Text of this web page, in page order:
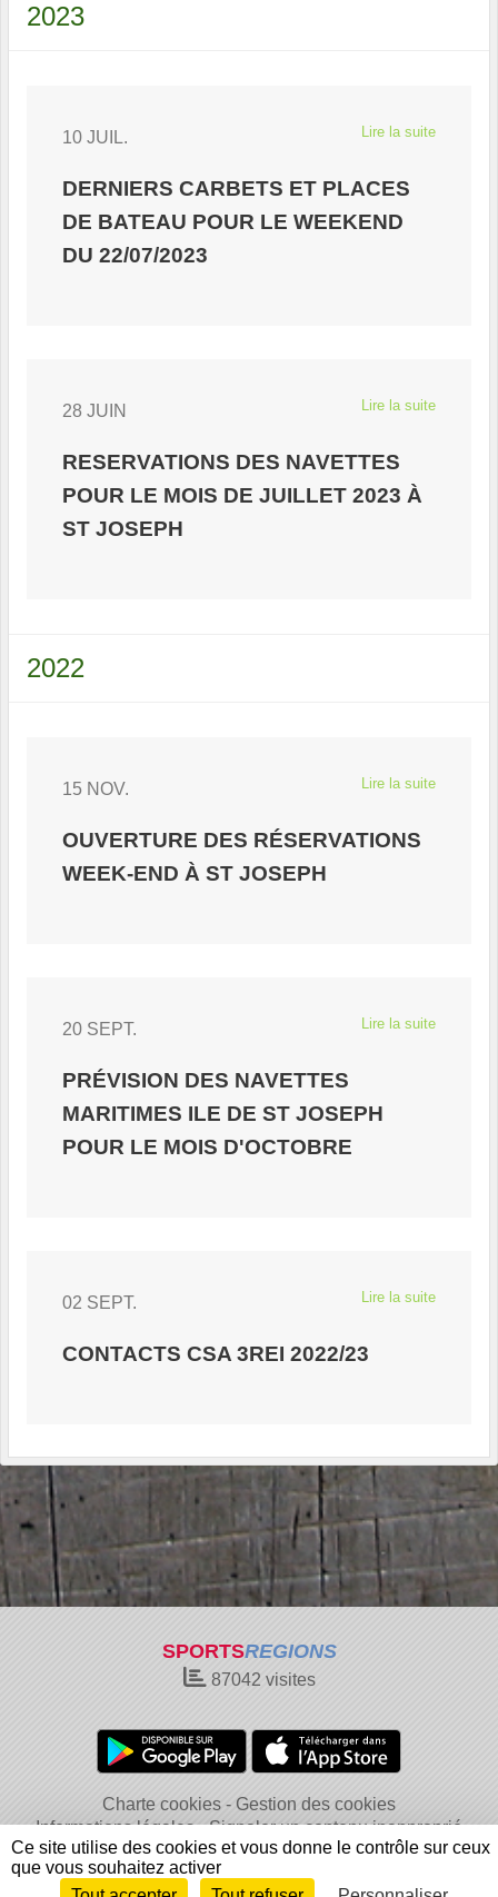
2023
Lire la suite
10 JUIL.
DERNIERS CARBETS ET PLACES
DE BATEAU POUR LE WEEKEND
DU 22/07/2023
Lire la suite
28 JUIN
RESERVATIONS DES NAVETTES
POUR LE MOIS DE JUILLET 2023 À
ST JOSEPH
2022
Lire la suite
15 NOV.
OUVERTURE DES RÉSERVATIONS
WEEK-END À ST JOSEPH
Lire la suite
20 SEPT.
PRÉVISION DES NAVETTES
MARITIMES ILE DE ST JOSEPH
POUR LE MOIS D'OCTOBRE
Lire la suite
02 SEPT.
CONTACTS CSA 3REI 2022/23
SPORTSREGIONS
87042 visites
Charte cookies
Gestion des cookies
Informations légales
Signaler un contenu inapproprié
Ce site utilise des cookies et vous donne le contrôle sur ceux
que vous souhaitez activer